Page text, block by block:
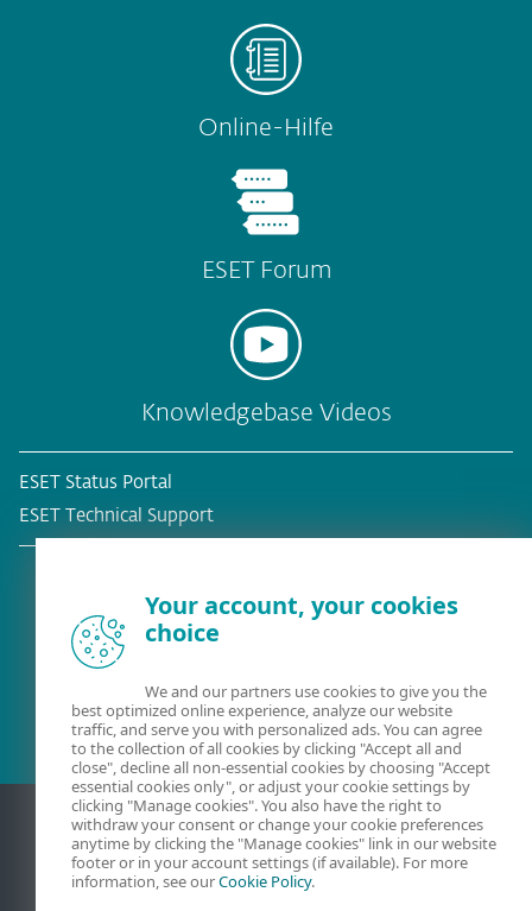
Online-Hilfe
ESET Forum
Knowledgebase Videos
ESET Status Portal
ESET Technical Support
Your account, your cookies
choice
We and our partners use cookies to give you the
best optimized online experience, analyze our website
traffic, and serve you with personalized ads. You can agree
to the collection of all cookies by clicking "Accept all and
close", decline all non-essential cookies by choosing "Accept
essential cookies only", or adjust your cookie settings by
clicking "Manage cookies". You also have the right to
withdraw your consent or change your cookie preferences
anytime by clicking the "Manage cookies" link in our website
footer or in your account settings (if available). For more
information, see ourCookie Policy.